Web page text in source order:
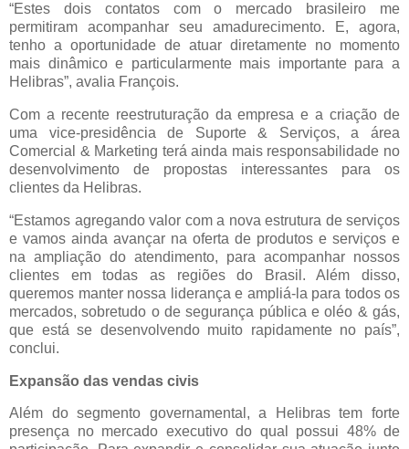
“Estes dois contatos com o mercado brasileiro me
permitiram acompanhar seu amadurecimento. E, agora,
tenho a oportunidade de atuar diretamente no momento
mais dinâmico e particularmente mais importante para a
Helibras”, avalia François.
Com a recente reestruturação da empresa e a criação de
uma vice-presidência de Suporte & Serviços, a área
Comercial & Marketing terá ainda mais responsabilidade no
desenvolvimento de propostas interessantes para os
clientes da Helibras.
“Estamos agregando valor com a nova estrutura de serviços
e vamos ainda avançar na oferta de produtos e serviços e
na ampliação do atendimento, para acompanhar nossos
clientes em todas as regiões do Brasil. Além disso,
queremos manter nossa liderança e ampliá-la para todos os
mercados, sobretudo o de segurança pública e oléo & gás,
que está se desenvolvendo muito rapidamente no país”,
conclui.
Expansão das vendas civis
Além do segmento governamental, a Helibras tem forte
presença no mercado executivo do qual possui 48% de